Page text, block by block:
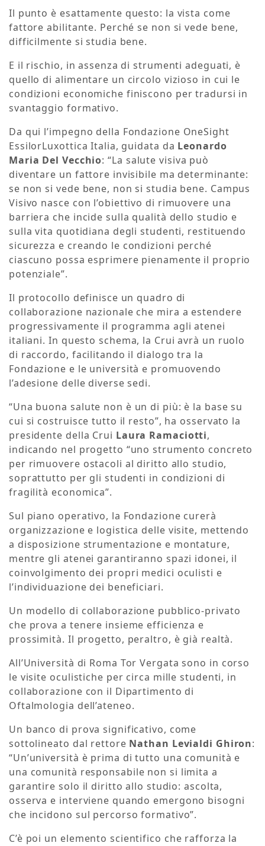
Il punto è esattamente questo: la vista come
fattore abilitante. Perché se non si vede bene,
difficilmente si studia bene.
E il rischio, in assenza di strumenti adeguati, è
quello di alimentare un circolo vizioso in cui le
condizioni economiche finiscono per tradursi in
svantaggio formativo.
Da qui l’impegno della Fondazione OneSight
EssilorLuxottica Italia, guidata da Leonardo
Maria Del Vecchio: “La salute visiva può
diventare un fattore invisibile ma determinante:
se non si vede bene, non si studia bene. Campus
Visivo nasce con l’obiettivo di rimuovere una
barriera che incide sulla qualità dello studio e
sulla vita quotidiana degli studenti, restituendo
sicurezza e creando le condizioni perché
ciascuno possa esprimere pienamente il proprio
potenziale”.
Il protocollo definisce un quadro di
collaborazione nazionale che mira a estendere
progressivamente il programma agli atenei
italiani.In questo schema, la Crui avrà un ruolo
di raccordo, facilitando il dialogo tra la
Fondazione e le università e promuovendo
l’adesione delle diverse sedi.
“Una buona salute non è un di più: è la base su
cui si costruisce tutto il resto”, ha osservato la
presidente della Crui Laura Ramaciotti,
indicando nel progetto “uno strumento concreto
per rimuovere ostacoli al diritto allo studio,
soprattutto per gli studenti in condizioni di
fragilità economica”.
Sul piano operativo, la Fondazione curerà
organizzazione e logistica delle visite, mettendo
a disposizione strumentazione e montature,
mentre gli atenei garantiranno spazi idonei, il
coinvolgimento dei propri medici oculisti e
l’individuazione dei beneficiari.
Un modello di collaborazione pubblico-privato
che prova a tenere insieme efficienza e
prossimità. Il progetto, peraltro, è già realtà.
All’Università di Roma Tor Vergata sono in corso
le visite oculistiche per circa mille studenti, in
collaborazione con il Dipartimento di
Oftalmologia dell’ateneo.
Un banco di prova significativo, come
sottolineato dal rettore Nathan Levialdi Ghiron:
“Un’università è prima di tutto una comunità e
una comunità responsabile non si limita a
garantire solo il diritto allo studio: ascolta,
osserva e interviene quando emergono bisogni
che incidono sul percorso formativo”.
C’è poi un elemento scientifico che rafforza la